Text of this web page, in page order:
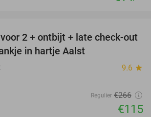
57%
2 + ontbijt + late check-out
in hartje Aalst
9.6 star
Regulier €266
€115